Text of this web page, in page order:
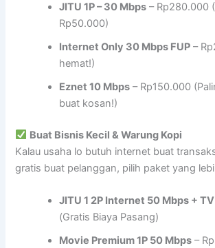
JITU 1P – 30 Mbps – Rp280.000
Rp50.000)
Internet Only 30 Mbps FUP –
hemat!)
Eznet 10 Mbps – Rp150.000
buat kosan!)
Buat Bisnis Kecil & Warung Kopi
Kalau usaha lo butuh internet buat
gratis buat pelanggan, pilih paket yang
JITU 1 2P Internet 50 Mbps + TV
(Gratis Biaya Pasang)
Movie Premium 1P 50 Mbps –